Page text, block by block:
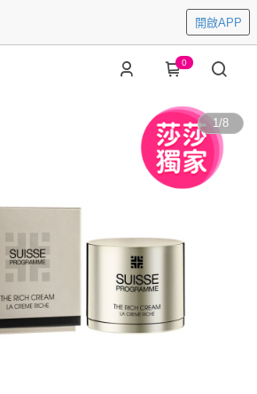
開啟APP
0
1/8